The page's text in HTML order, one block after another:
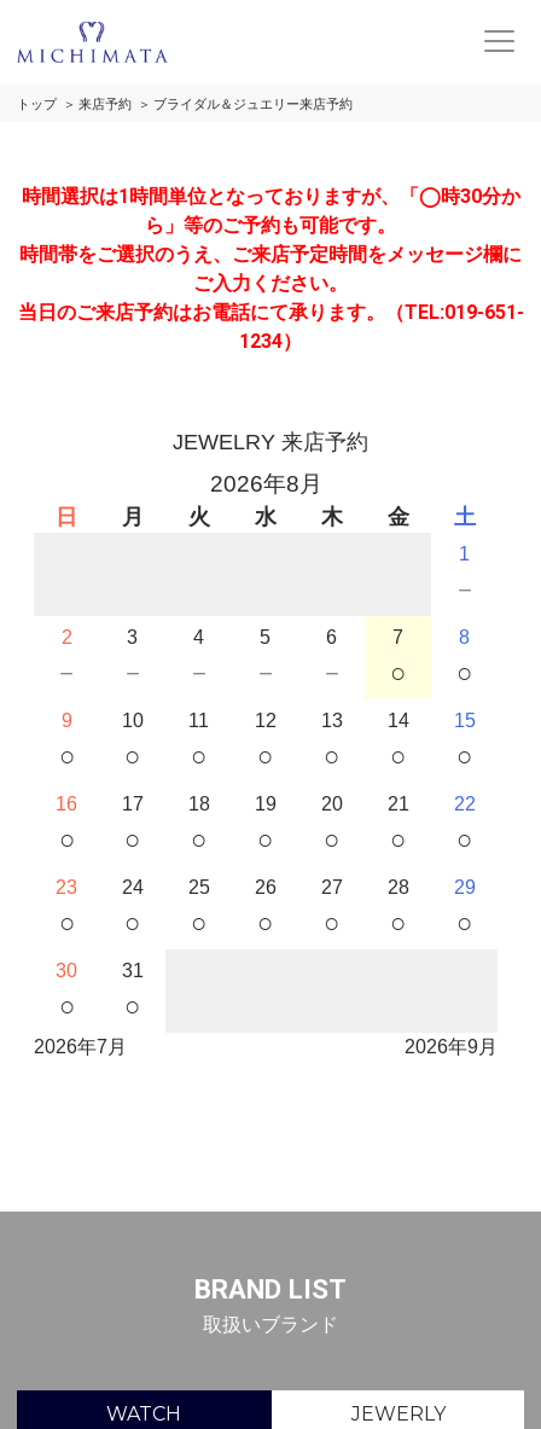
トップ 来店予約 ブライダル＆ジュエリー来店予約
時間選択は1時間単位となっておりますが、「◯時30分か
ら」等のご予約も可能です。
時間帯をご選択のうえ、ご来店予定時間をメッセージ欄に
ご入力ください。
当日のご来店予約はお電話にて承ります。（TEL:019-651-
1234）
JEWELRY 来店予約
2026年8月
日 月 火 水 木 金 土
1
－
2
－
3
－
4
－
5
－
6
－
7
○
8
○
9
○
10
○
11
○
12
○
13
○
14
○
15
○
16
○
17
○
18
○
19
○
20
○
21
○
22
○
23
○
24
○
25
○
26
○
27
○
28
○
29
○
30
○
31
○
2026年7月 2026年9月
BRAND LIST
取扱いブランド
WATCH JEWERLY